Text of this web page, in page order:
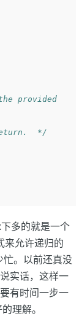
provided
*/
多的就是一个
来允许递归的
忙。以前还真没
实话，这样一
有时间一步一
理解。